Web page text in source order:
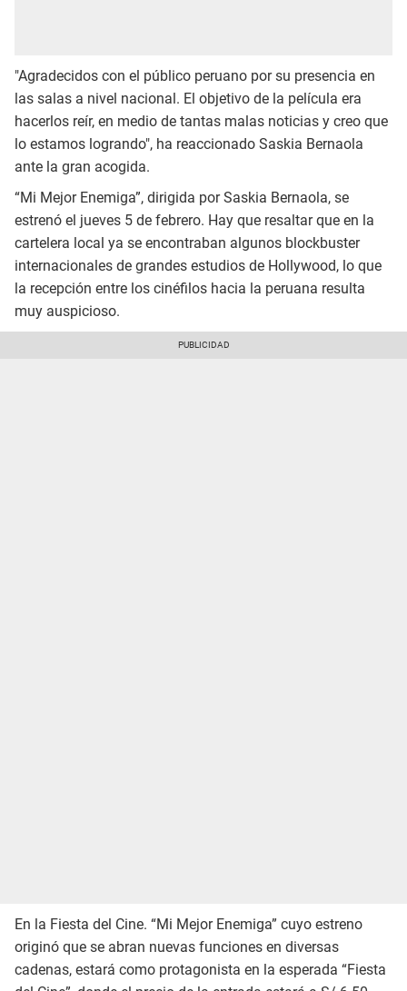
"Agradecidos con el público peruano por su presencia en
las salas a nivel nacional. El objetivo de la película era
hacerlos reír, en medio de tantas malas noticias y creo que
lo estamos logrando", ha reaccionado Saskia Bernaola
ante la gran acogida.
“Mi Mejor Enemiga”, dirigida por Saskia Bernaola, se
estrenó el jueves 5 de febrero. Hay que resaltar que en la
cartelera local ya se encontraban algunos blockbuster
internacionales de grandes estudios de Hollywood, lo que
la recepción entre los cinéfilos hacia la peruana resulta
muy auspicioso.
En la Fiesta del Cine. “Mi Mejor Enemiga” cuyo estreno
originó que se abran nuevas funciones en diversas
cadenas, estará como protagonista en la esperada “Fiesta